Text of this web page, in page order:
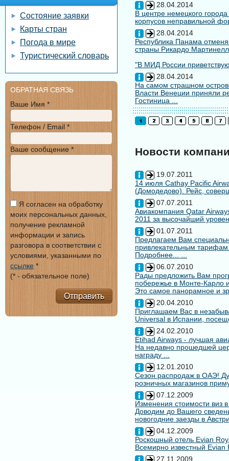
28.04.2014
В центре немецкого
корпусов неправильной
28.04.2014
Республика Панама
страны Рикардо
"В МИД России
28.04.2014
На самом страшном
Власти Венеции приняли
Гостиница ...
Новости
19.07.2011
14 июля Cathay Pacific
(Домодедово). Рейс,
07.07.2011
Авиакомпания Qatar
2011 за высочайший
01.07.2011
Предлагаем Вам
привлекательным
Подробнее... ...
06.07.2010
Рады предложить Вам
побережье в Монте-Карло
Это самое панорамное и
20.04.2010
Приглашаем Вас в
Universal в Испании,
24.02.2010
Etihad Airways - лучшая
На недавно прошедшей
награду ...
12.01.2010
Сезон распродаж в ОАЭ!
розничных магазинов
07.12.2009
Изменения стоимости виз
Доводим до Вашего
новогодние заезды в
04.12.2009
Роскошный отель Evian
Всемирно известный
27.11.2009
Состояние заявки
Карты стран
Погода в мире
Туристический словарь
ОБРАТНАЯ СВЯЗЬ
Ваше Имя *
Телефон / Email *
Ваше сообщение *
Я согласен на обработку
моих персональных данных,
получение рекламной
информации и запись
разговора в соответствии с
условиями, указанными по
ссылке *
(* - обязательное поле)
Отправить